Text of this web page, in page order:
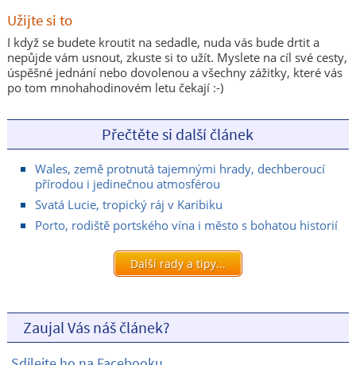
Užijte si to
I když se budete kroutit na sedadle, nuda vás bude drtit a
nepůjde vám usnout, zkuste si to užít. Myslete na cíl své cesty,
úspěšné jednání nebo dovolenou a všechny zážitky, které vás
po tom mnohahodinovém letu čekají :-)
Přečtěte si další článek
Wales, země protnutá tajemnými hrady, dechberoucí
přírodou i jedinečnou atmosférou
Svatá Lucie, tropický ráj v Karibiku
Porto, rodiště portského vína i město s bohatou historií
Další rady a tipy...
Zaujal Vás náš článek?